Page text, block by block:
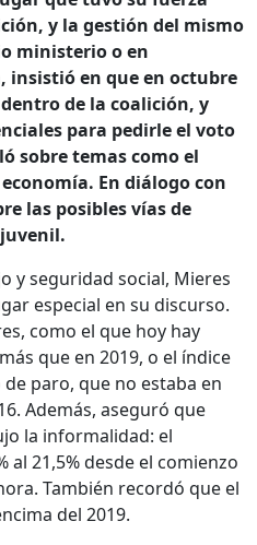
y la gestión del mismo
ministerio o en
insistió en que en octubre
de la coalición, y
para pedirle el voto
sobre temas como el
En diálogo con
las posibles vías de
y seguridad social, Mieres
especial en su discurso.
como el que hoy hay
que en 2019, o el índice
paro, que no estaba en
Además, aseguró que
la informalidad: el
al 21,5% desde el comienzo
También recordó que el
del 2019.